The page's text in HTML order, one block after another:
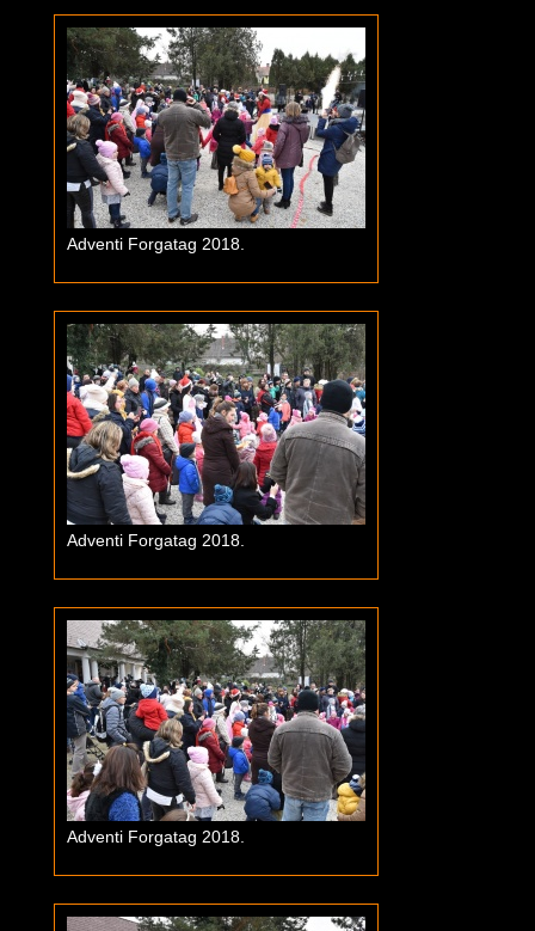
Adventi Forgatag 2018.
Adventi Forgatag 2018.
Adventi Forgatag 2018.